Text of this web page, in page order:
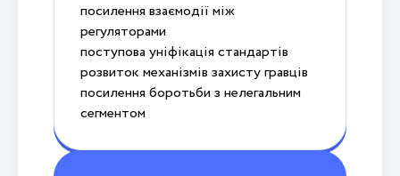
посилення взаємодії між
регуляторами
поступова уніфікація стандартів
розвиток механізмів захисту гравців
посилення боротьби з нелегальним
сегментом